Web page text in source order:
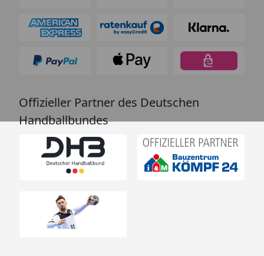
Offizieller Partner des Deutschen
Handballbundes